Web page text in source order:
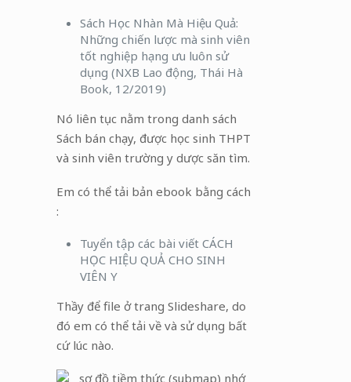
Sách Học Nhàn Mà Hiệu Quả:
Những chiến lược mà sinh viên
tốt nghiệp hạng ưu luôn sử
dụng (NXB Lao động, Thái Hà
Book, 12/2019)
Nó liên tục nằm trong danh sách
Sách bán chạy, được học sinh THPT
và sinh viên trường y dược săn tìm.
Em có thể tải bản ebook bằng cách
:
Tuyển tập các bài viết CÁCH
HỌC HIỆU QUẢ CHO SINH
VIÊN Y
Thầy để file ở trang Slideshare, do
đó em có thể tải về và sử dụng bất
cứ lúc nào.